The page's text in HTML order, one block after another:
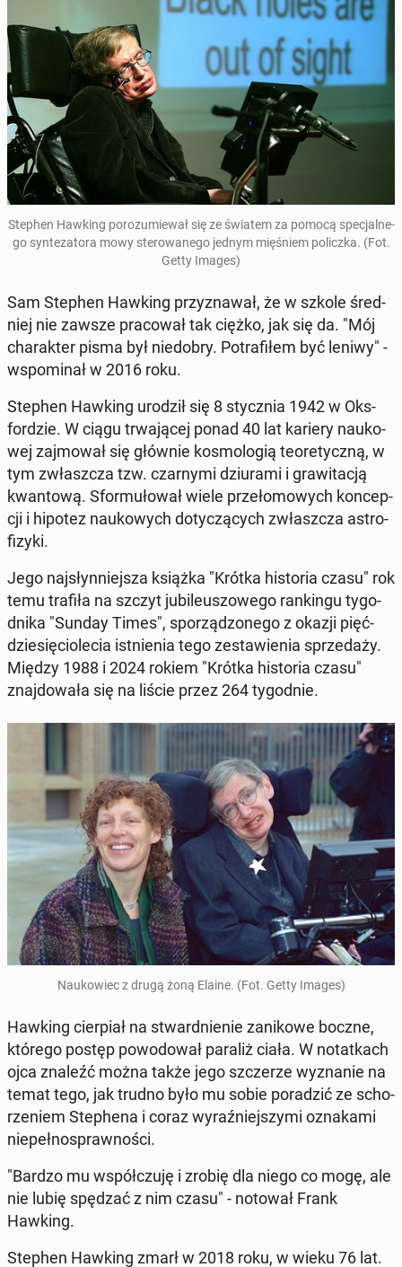
Stephen Hawking po­ro­zu­mie­wał się ze światem za pomocą spe­cjal­ne­
go syn­te­za­to­ra mowy ste­ro­wa­ne­go jednym mię­śniem po­licz­ka. (Fot.
Getty Images)
Sam Stephen Hawking przy­zna­wał, że w szkole śred­
niej nie zawsze pra­co­wał tak ciężko, jak się da. "Mój
cha­rak­ter pisma był nie­do­bry. Po­tra­fi­łem być leniwy" -
wspo­mi­nał w 2016 roku.
Stephen Hawking urodził się 8 stycz­nia 1942 w Oks­
for­dzie. W ciągu trwa­ją­cej ponad 40 lat kariery na­uko­
wej zaj­mo­wał się głównie ko­smo­lo­gią teo­re­tycz­ną, w
tym zwłasz­cza tzw. czar­ny­mi dziu­ra­mi i gra­wi­ta­cją
kwan­to­wą. Sfor­mu­ło­wał wiele prze­ło­mo­wych kon­cep­
cji i hipotez na­uko­wych do­ty­czą­cych zwłasz­cza astro­
fi­zy­ki.
Jego naj­słyn­niej­sza książka "Krótka hi­sto­ria czasu" rok
temu trafiła na szczyt ju­bi­le­uszo­we­go ran­kin­gu ty­go­
dni­ka "Sunday Times", spo­rzą­dzo­ne­go z okazji pięć­
dzie­się­cio­le­cia ist­nie­nia tego ze­sta­wie­nia sprze­da­ży.
Między 1988 i 2024 rokiem "Krótka hi­sto­ria czasu"
znaj­do­wa­ła się na liście przez 264 ty­go­dnie.
Na­uko­wiec z drugą żoną Elaine. (Fot. Getty Images)
Hawking cier­piał na stward­nie­nie za­ni­ko­we boczne,
którego postęp po­wo­do­wał paraliż ciała. W no­tat­kach
ojca znaleźć można także jego szcze­rze wy­zna­nie na
temat tego, jak trudno było mu sobie po­ra­dzić ze scho­
rze­niem Ste­phe­na i coraz wy­raź­niej­szy­mi ozna­ka­mi
nie­peł­no­spraw­no­ści.
"Bardzo mu współ­czu­ję i zrobię dla niego co mogę, ale
nie lubię spędzać z nim czasu" - notował Frank
Hawking.
Stephen Hawking zmarł w 2018 roku, w wieku 76 lat.